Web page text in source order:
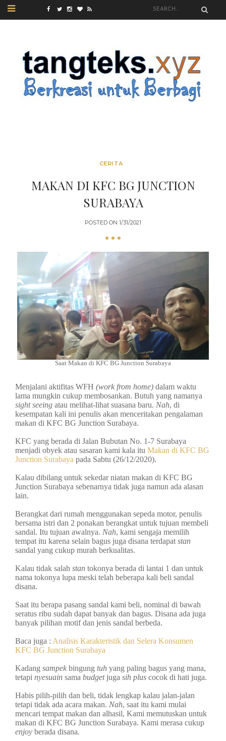
CERITA
MAKAN DI KFC BG JUNCTION
SURABAYA
POSTED ON 1/31/2021
Saat Makan di KFC BG Junction Surabaya
Menjalani aktifitas WFH (work from home) dalam waktu
lama mungkin cukup membosankan. Butuh yang namanya
sight seeing atau melihat-lihat suasana baru. Nah, di
kesempatan kali ini penulis akan menceritakan pengalaman
makan di KFC BG Junction Surabaya.
KFC yang berada di Jalan Bubutan No. 1-7 Surabaya
menjadi obyek atau sasaran kami kala itu Makan di KFC BG
Junction Surabaya pada Sabtu (26/12/2020).
Kalau dibilang untuk sekedar niatan makan di KFC BG
Junction Surabaya sebenarnya tidak juga namun ada alasan
lain.
Berangkat dari rumah menggunakan sepeda motor, penulis
bersama istri dan 2 ponakan berangkat untuk tujuan membeli
sandal. Itu tujuan awalnya. Nah, kami sengaja memilih
tempat itu karena selain bagus juga disana terdapat stan
sandal yang cukup murah berkualitas.
Kalau tidak salah stan tokonya berada di lantai 1 dan untuk
nama tokonya lupa meski telah beberapa kali beli sandal
disana.
Saat itu berapa pasang sandal kami beli, nominal di bawah
seratus ribu sudah dapat banyak dan bagus. Disana ada juga
banyak pilihan motif dan jenis sandal berbeda.
Baca juga : Analisis Karakteristik dan Selera Konsumen
KFC BG Junction Surabaya
Kadang sampek bingung tuh yang paling bagus yang mana,
tetapi nyesuain sama budgetjuga sih plus cocok di hati juga.
Habis pilih-pilih dan beli, tidak lengkap kalau jalan-jalan
tetapi tidak ada acara makan. Nah, saat itu kami mulai
mencari tempat makan dan alhasil, Kami memutuskan untuk
makan di KFC BG Junction Surabaya. Kami merasa cukup
enjoy berada disana.